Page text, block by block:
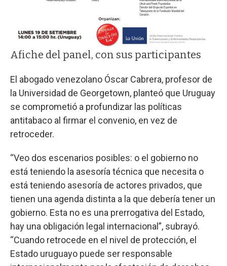
Afiche del panel, con sus participantes
El abogado venezolano Óscar Cabrera, profesor de
la Universidad de Georgetown, planteó que Uruguay
se comprometió a profundizar las políticas
antitabaco al firmar el convenio, en vez de
retroceder.
“Veo dos escenarios posibles: o el gobierno no
está teniendo la asesoría técnica que necesita o
está teniendo asesoría de actores privados, que
tienen una agenda distinta a la que debería tener un
gobierno. Esta no es una prerrogativa del Estado,
hay una obligación legal internacional”, subrayó.
“Cuando retrocede en el nivel de protección, el
Estado uruguayo puede ser responsable